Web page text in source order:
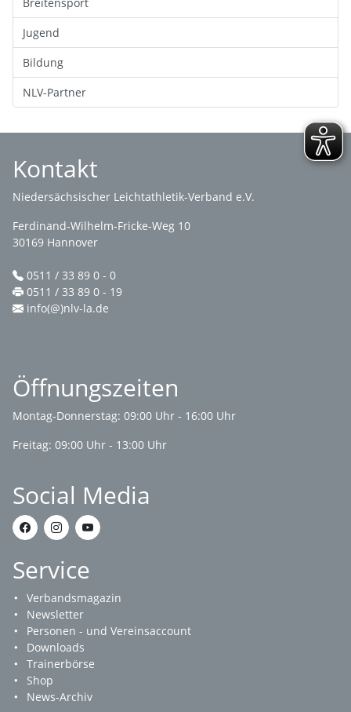
Jugend
Bildung
NLV-Partner
Kontakt
Niedersächsischer Leichtathletik-Verband e.V.
Ferdinand-Wilhelm-Fricke-Weg 10
30169 Hannover
0511 / 33 89 0 - 0
0511 / 33 89 0 - 19
info(@)nlv-la.de
Öffnungszeiten
Montag-Donnerstag: 09:00 Uhr - 16:00 Uhr
Freitag: 09:00 Uhr - 13:00 Uhr
Social Media
Service
Verbandsmagazin
Newsletter
Personen - und Vereinsaccount
Downloads
Trainerbörse
Shop
News-Archiv